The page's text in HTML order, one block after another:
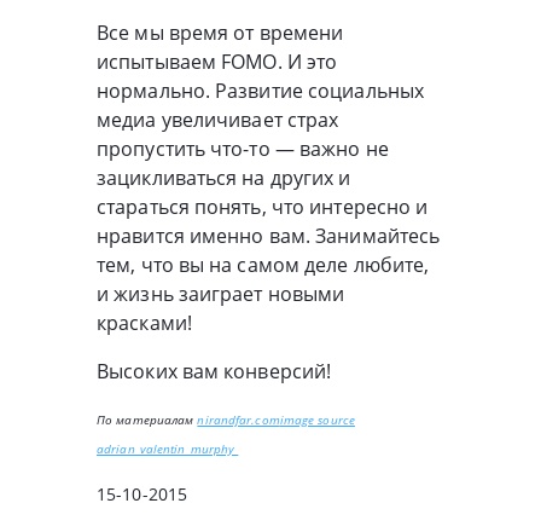
Все мы время от времени
испытываем FOMO. И это
нормально. Развитие социальных
медиа увеличивает страх
пропустить что-то — важно не
зацикливаться на других и
стараться понять, что интересно и
нравится именно вам. Занимайтесь
тем, что вы на самом деле любите,
и жизнь заиграет новыми
красками!
Высоких вам конверсий!
По материаламnirandfar.comimage source
adrian_valentin_murphy
15-10-2015